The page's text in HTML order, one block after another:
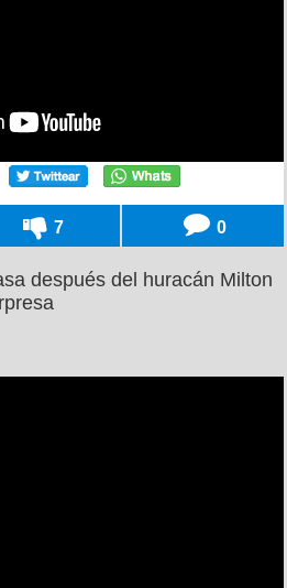
7 0
después del huracán Milton